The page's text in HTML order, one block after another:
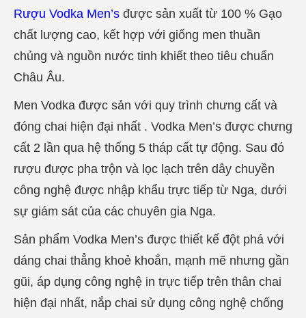
Rượu Vodka Men’s được sản xuất từ 100 % Gạo
chất lượng cao, kết hợp với giống men thuần
chủng và nguồn nước tinh khiết theo tiêu chuẩn
Châu Âu.
Men Vodka được sản với quy trình chưng cất và
đóng chai hiện đại nhất . Vodka Men’s được chưng
cất 2 lần qua hệ thống 5 tháp cất tự động. Sau đó
rượu được pha trộn và lọc lạch trên dây chuyền
công nghệ được nhập khẩu trực tiếp từ Nga, dưới
sự giám sát của các chuyên gia Nga.
Sản phẩm Vodka Men’s được thiết kế đột phá với
dáng chai thẳng khoẻ khoắn, mạnh mẽ nhưng gần
gũi, áp dụng công nghệ in trực tiếp trên thân chai
hiện đại nhất, nắp chai sử dụng công nghệ chống